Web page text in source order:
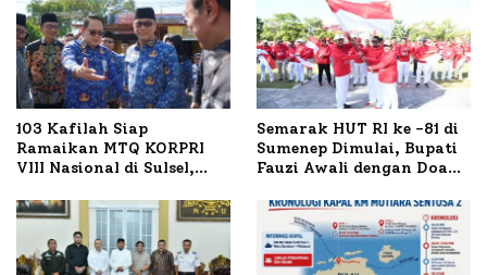
103 Kafilah Siap
Ramaikan MTQ KORPRI
VIII Nasional di Sulsel,
Semarak HUT RI ke -81 di
Sumenep Dimulai, Bupati
Fauzi Awali dengan Doa
Terbakar